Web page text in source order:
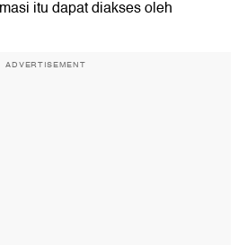
itu dapat diakses oleh
ADVERTISEMENT